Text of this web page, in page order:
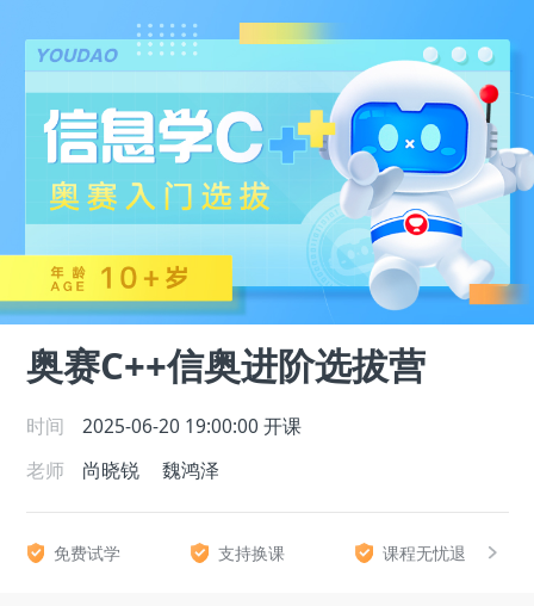
奥赛C++信奥进阶选拔营
时间 2025-06-20 19:00:00 开课
老师
尚晓锐 魏鸿泽
免费试学 支持换课 课程无忧退